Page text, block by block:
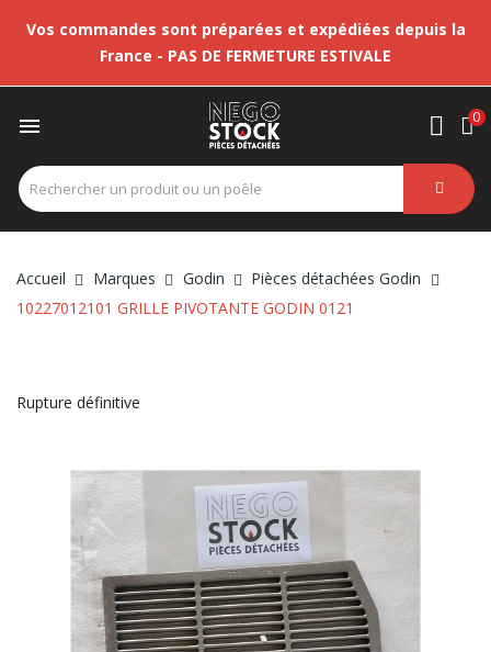
Vos commandes sont préparées et expédiées depuis la
France - PAS DE FERMETURE ESTIVALE
 0
Accueil Marques Godin
Pièces détachées Godin
10227012101 GRILLE PIVOTANTE GODIN 0121
Rupture définitive